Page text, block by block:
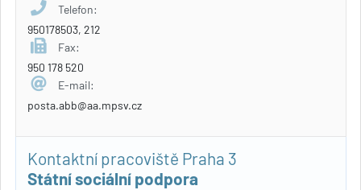
Telefon:
950178503, 212
Fax:
950 178 520
E-mail:
posta.abb@aa.mpsv.cz
Kontaktní pracoviště Praha 3
Státní sociální podpora